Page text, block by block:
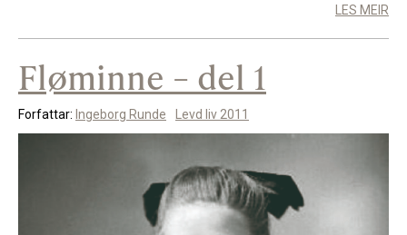
LES MEIR
Fløminne – del 1
Forfattar: Ingeborg Runde Levd liv 2011